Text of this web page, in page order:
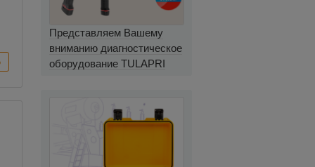
Представляем Вашему
вниманию диагностическое
оборудование TULAPRI